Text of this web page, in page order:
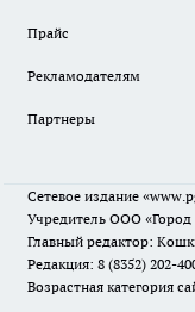
Прайс
Рекламодателям
Партнеры
Сетевое издание
Учредитель ООО «Город
Главный редактор:
Редакция: 8 (8352) 202-
Возрастная категория